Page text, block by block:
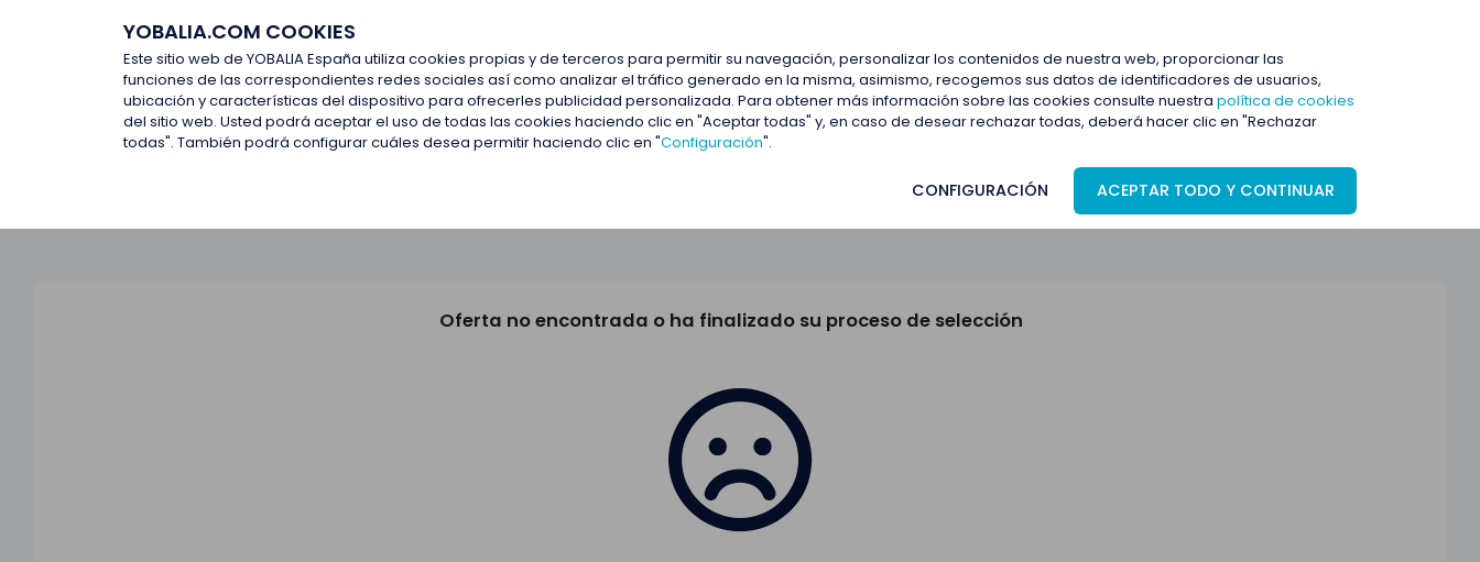
YOBALIA.COM COOKIES
Este sitio web de YOBALIA España utiliza cookies propias y de terceros para permitir su navegación, personalizar los contenidos de nuestra web, proporcionar las
funciones de las correspondientes redes sociales así como analizar el tráfico generado en la misma, asimismo, recogemos sus datos de identificadores de usuarios,
ubicación y características del dispositivo para ofrecerles publicidad personalizada. Para obtener más información sobre las cookies consulte nuestra política de cookies
del sitio web. Usted podrá aceptar el uso de todas las cookies haciendo clic en "Aceptar todas" y, en caso de desear rechazar todas, deberá hacer clic en "Rechazar
todas". También podrá configurar cuáles desea permitir haciendo clic en "Configuración".
CONFIGURACIÓN ACEPTAR TODO Y CONTINUAR
Últimas ofertas
Últimas ofertas
Oferta no encontrada o ha finalizado su proceso de selección